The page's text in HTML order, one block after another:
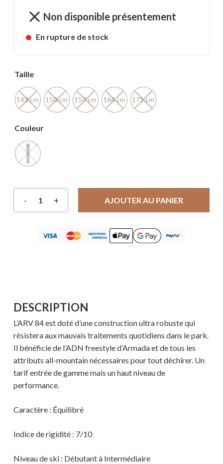
Non disponible présentement
En rupture de stock
Taille
143 cm 150 cm 157 cm 164 cm 171 cm
Couleur
AJOUTER AU PANIER
DESCRIPTION
L’ARV 84 est doté d’une construction ultra robuste qui
résistera aux mauvais traitements quotidiens dans le park.
Il bénéficie de l’ADN freestyle d’Armada et de tous les
attributs all-mountain nécessaires pour tout déchirer. Un
tarif entrée de gamme mais un haut niveau de
performance.
Caractère : Équilibré
Indice de rigidité : 7/10
Niveau de ski : Débutant à Intermédiaire